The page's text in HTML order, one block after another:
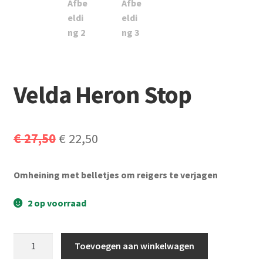
Vijverdecoratie en tuindecoratie
Vijveronderhoud
Voor vissen
Overige
Buxus
Velda Heron Stop
€27,50 Oorspronkelijke
was:
€ 27,50.
€ 22,50Huidige
is:
Omheining met belletjes om reigers te verjagen
2 op voorraad
Toevoegen aan winkelwagen